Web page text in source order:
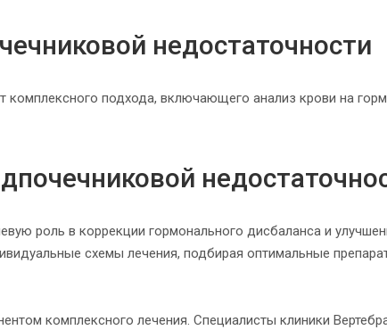
недостаточности
комплексного подхода, включающего анализ крови на
роль в коррекции гормонального дисбаланса и
схемы лечения, подбирая оптимальные
комплексного лечения. Специалисты клиники